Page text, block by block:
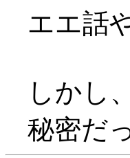
エエ話
しかし
秘密だ